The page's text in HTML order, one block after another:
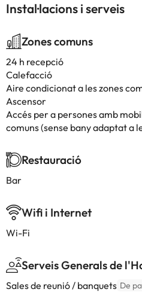
Instal·lacions i serveis
Zones comuns
24 h recepció
Calefacció
Aire condicionat a les zones
Ascensor
Accés per a persones amb
comuns (sense bany adaptat a
Restauració
Bar
Wifi i Internet
Wi-Fi
Serveis Generals de
Sales de reunió / banquets De